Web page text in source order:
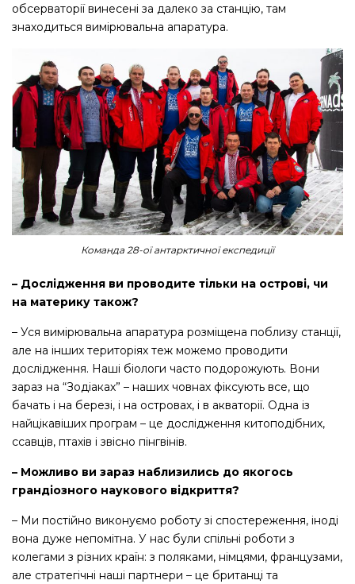
обсерваторії винесені за далеко за станцію, там
знаходиться вимірювальна апаратура.
Команда 28-ої антарктичної експедиції
– Дослідження ви проводите тільки на острові, чи
на материку також?
– Уся вимірювальна апаратура розміщена поблизу станції,
але на інших територіях теж можемо проводити
дослідження. Наші біологи часто подорожують. Вони
зараз на “Зодіаках” – наших човнах фіксують все, що
бачать і на березі, і на островах, і в акваторії. Одна із
найцікавіших програм – це дослідження китоподібних,
ссавців, птахів і звісно пінгвінів.
– Можливо ви зараз наблизились до якогось
грандіозного наукового відкриття?
– Ми постійно виконуємо роботу зі спостереження, іноді
вона дуже непомітна. У нас були спільні роботи з
колегами з різних країн: з поляками, німцями, французами,
але стратегічні наші партнери – це британці та